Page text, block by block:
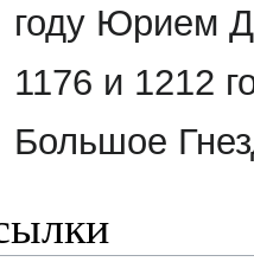
году Юрием
1176 и 1212
Большое